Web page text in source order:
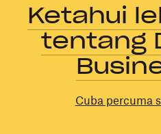
Ketahui
tentang
Cuba percuma